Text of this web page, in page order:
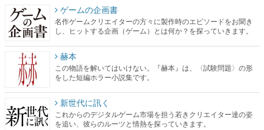
ゲームの企画書
名作ゲームクリエイターの方々に製作時のエピソードをお聞き
し、ヒットする企画（ゲーム）とは何か？を探っていきます。
赫本
この物語を解いてはいけない。『赫本』は、〈試験問題〉の形
をした短編ホラー小説集です。
新世代に訊く
これからのデジタルゲーム市場を担う若きクリエイター達の姿
を追い、彼らのルーツと情熱を探っていきます。